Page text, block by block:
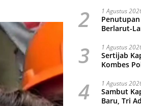
2 1 Agustus
Penutupan
Berlarut-
3 1 Agustus
Sertijab
Kombes
Bintoro
4 1 Agustus
Sambut
Baru, Tri